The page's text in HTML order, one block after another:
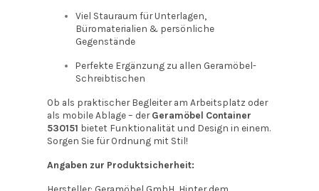
Viel Stauraum für Unterlagen,
Büromaterialien & persönliche
Gegenstände
Perfekte Ergänzung zu allen Geramöbel-
Schreibtischen
Ob als praktischer Begleiter am Arbeitsplatz oder
als mobile Ablage – derGeramöbel Container
530151 bietet Funktionalität und Design in einem.
Sorgen Sie für Ordnung mit Stil!
Angaben zur Produktsicherheit:
Hersteller: Geramöbel GmbH, Hinter dem